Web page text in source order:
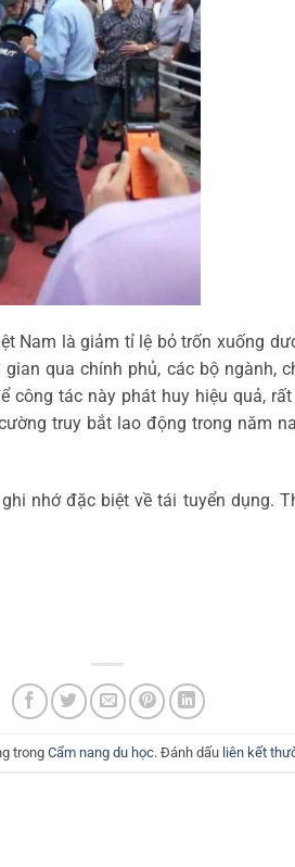
Nam là giảm tỉ lệ bỏ trốn xuống
qua chính phủ, các bộ ngành,
công tác này phát huy hiệu quả,
truy bắt lao động trong năm
nhớ đặc biệt về tái tuyển dụng.
trongCẩm nang du học. Đánh dấu liên kết